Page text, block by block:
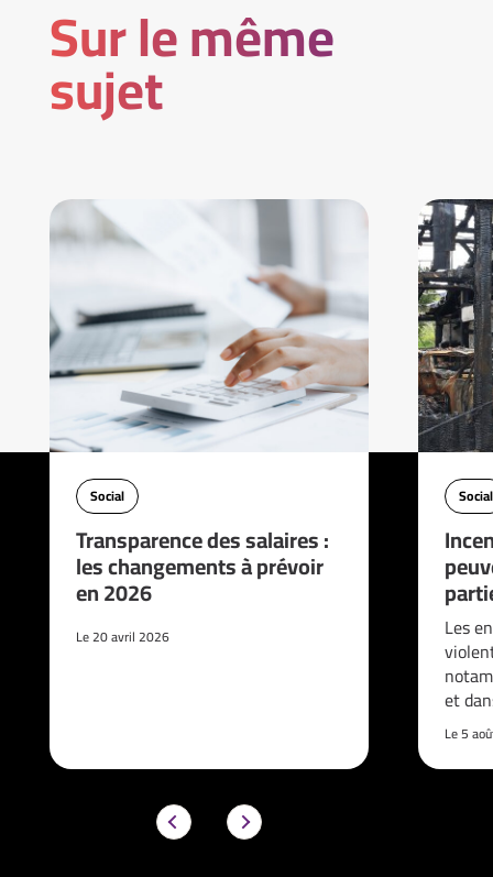
Sur le même
sujet
Social
Transparence des salaires :
les changements à prévoir
en 2026
Le 20 avril 2026
Social
Les
et
Le 5